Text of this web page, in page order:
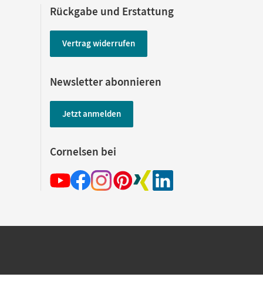
Rückgabe und Erstattung
Vertrag widerrufen
Newsletter abonnieren
Jetzt anmelden
Cornelsen bei